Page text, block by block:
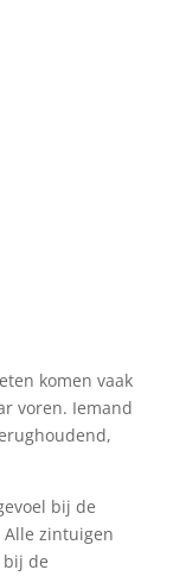
komen vaak
voren. Iemand
bij de
Alle zintuigen
bij de